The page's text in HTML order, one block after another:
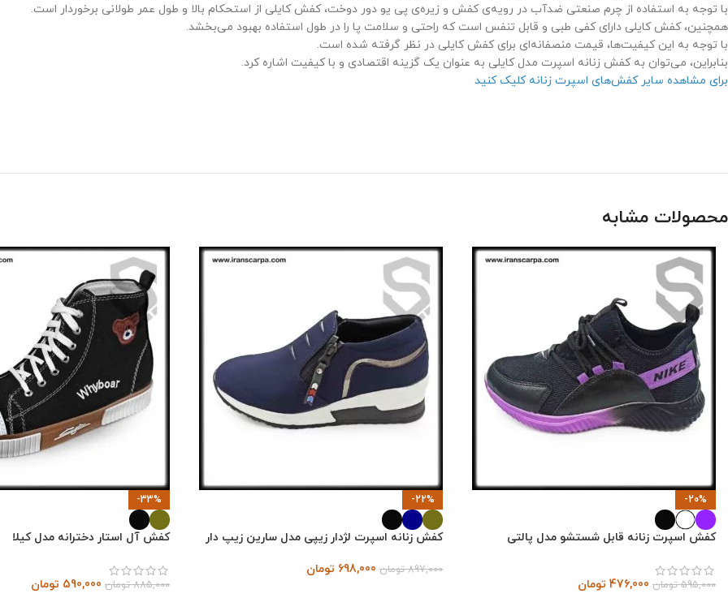
با توجه به استفاده از چرم صنعتی ضدآب در رویه‌ی کفش و زیره‌ی پی یو دور دوخت، کفش کایلی از استحکام بالا و طول عمر طولانی برخوردار است.
همچنین، کفش کایلی دارای کفی طبی و قابل تنفس است که راحتی و سلامت پا را در طول استفاده بهبود می‌بخشد.
با توجه به این کیفیت‌ها، قیمت منصفانه‌ای برای کفش کایلی در نظر گرفته شده است.
بنابراین، می‌توان به کفش زنانه اسپرت مدل کایلی به عنوان یک گزینه اقتصادی و با کیفیت اشاره کرد.
برای مشاهده سایر کفش‌های اسپرت زنانه کلیک کنید
محصولات مشابه
-20%
کفش اسپرت زنانه قابل شستشو مدل پالتی
595,000 تومان 476,000 تومان
-22%
کفش زنانه اسپرت لژدار زیپی مدل سارین زیپ دار
897,000 تومان 698,000 تومان
-33%
کفش آل استار دخترانه مدل کیلا
885,000 تومان 590,000 تومان